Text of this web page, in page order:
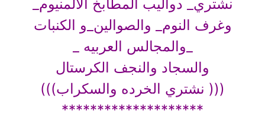
نشتري_ دواليب المطابخ الالمنيوم_
وغرف النوم_ والصوالين_و الكنبات
_والمجالس العربيه _
والسجاد والنجف الكرستال
((( نشتري الخرده والسكراب)))
********************